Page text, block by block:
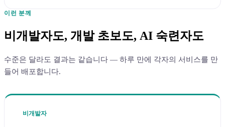
이런 분께
비개발자도, 개발 초보도, AI 숙련자도
수준은 달라도 결과는 같습니다 — 하루 만에 각자의 서비스를 만
들어 배포합니다.
비개발자